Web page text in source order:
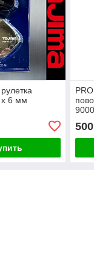
x 6 мм
500